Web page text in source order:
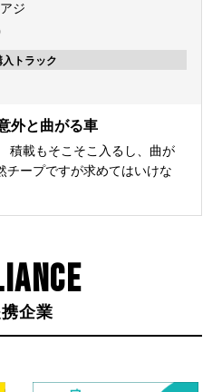
ジ
入トラック
外と曲がる車
積載もそこそこ入るし、曲が
企業